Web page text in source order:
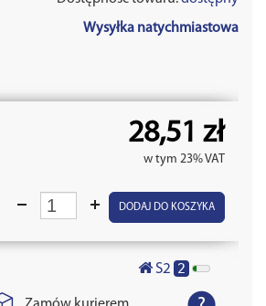
Wysyłka natychmiastowa
28,51 zł
w tym 23% VAT
DODAJ DO KOSZYKA
S2 2